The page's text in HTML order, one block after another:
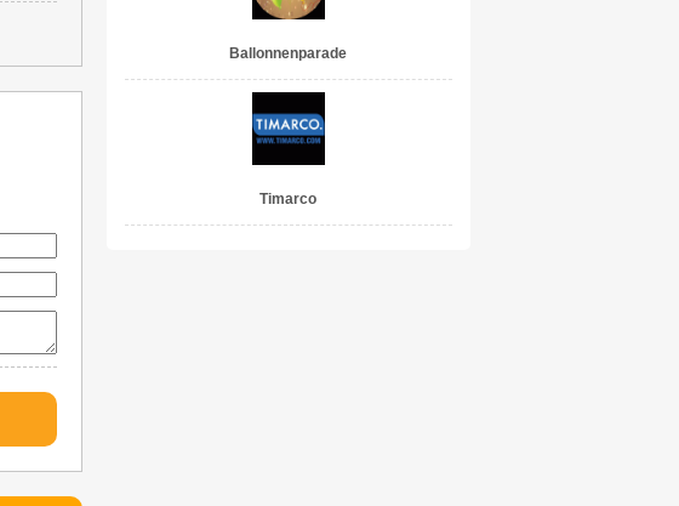
Ballonnenparade
Timarco